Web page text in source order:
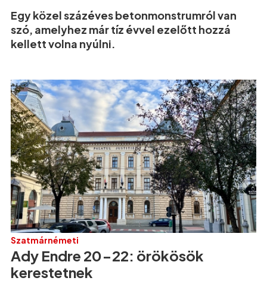
Egy közel százéves betonmonstrumról van
szó, amelyhez már tíz évvel ezelőtt hozzá
kellett volna nyúlni.
Szatmárnémeti
Ady Endre 20-22: örökösök
kerestetnek